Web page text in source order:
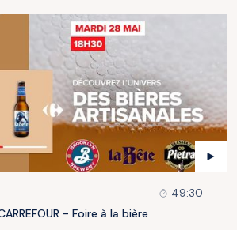
49:30
- Foire à la bière